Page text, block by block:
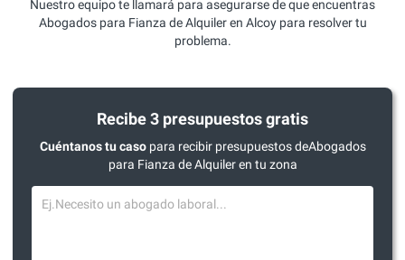
Nuestro equipo te llamará para asegurarse de que encuentras
Abogados para Fianza de Alquiler en Alcoy para resolver tu
problema.
Recibe 3 presupuestos gratis
Cuéntanos tu casopara recibir presupuestos deAbogados
para Fianza de Alquiler en tu zona